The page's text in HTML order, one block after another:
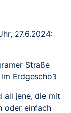
27.6.2024:
Straße
Erdgeschoß
all jene, die mit
oder einfach